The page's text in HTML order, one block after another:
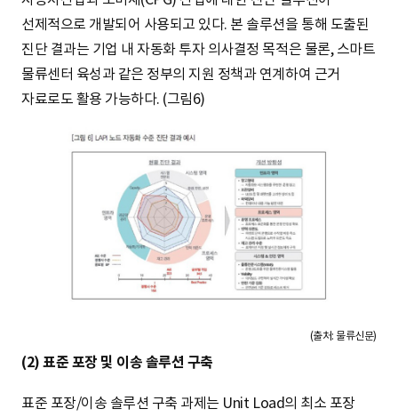
선제적으로 개발되어 사용되고 있다. 본 솔루션을 통해 도출된
진단 결과는 기업 내 자동화 투자 의사결정 목적은 물론, 스마트
물류센터 육성과 같은 정부의 지원 정책과 연계하여 근거
자료로도 활용 가능하다. (그림6)
(출처: 물류신문)
(2) 표준 포장 및 이송 솔루션 구축
표준 포장/이송 솔루션 구축 과제는 Unit Load의 최소 포장